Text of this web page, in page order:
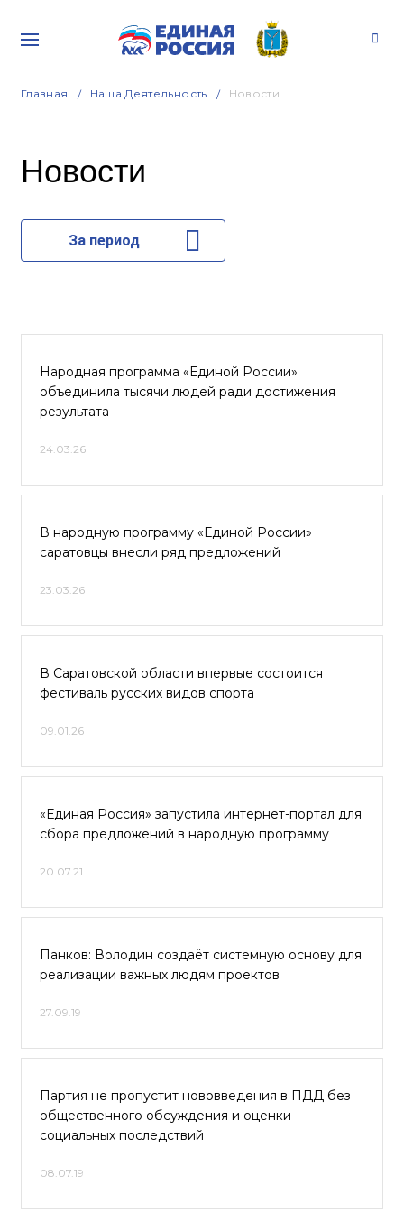
Главная Наша Деятельность Новости
Новости
За период
Народная программа «Единой России»
объединила тысячи людей ради достижения
результата
24.03.26
В народную программу «Единой России»
саратовцы внесли ряд предложений
23.03.26
В Саратовской области впервые состоится
фестиваль русских видов спорта
09.01.26
«Единая Россия» запустила интернет-портал для
сбора предложений в народную программу
20.07.21
Панков: Володин создаёт системную основу для
реализации важных людям проектов
27.09.19
Партия не пропустит нововведения в ПДД без
общественного обсуждения и оценки
социальных последствий
08.07.19